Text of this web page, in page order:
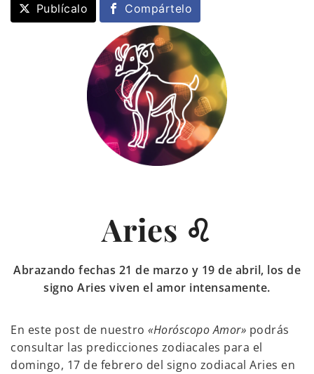
Publícalo Compártelo
Aries ♌
Abrazando fechas 21 de marzo y 19 de abril, los de
signo Aries viven el amor intensamente.
En este post de nuestro «Horóscopo Amor» podrás
consultar las predicciones zodiacales para el
domingo, 17 de febrero del signo zodiacal Aries en